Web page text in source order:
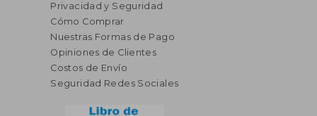
Privacidad y Seguridad
Cómo Comprar
Nuestras Formas de Pago
Opiniones de Clientes
Costos de Envío
Seguridad Redes Sociales